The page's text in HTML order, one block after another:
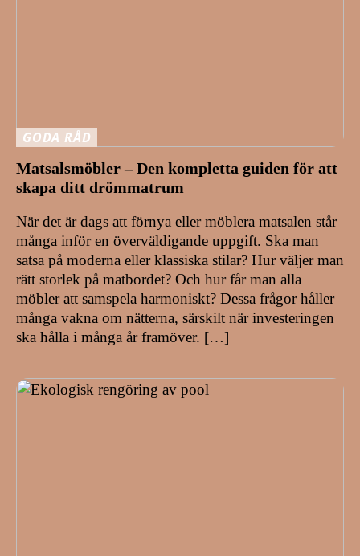
GODA RÅD
Matsalsmöbler – Den kompletta guiden för att
skapa ditt drömmatrum
När det är dags att förnya eller möblera matsalen står
många inför en överväldigande uppgift. Ska man
satsa på moderna eller klassiska stilar? Hur väljer man
rätt storlek på matbordet? Och hur får man alla
möbler att samspela harmoniskt? Dessa frågor håller
många vakna om nätterna, särskilt när investeringen
ska hålla i många år framöver. […]